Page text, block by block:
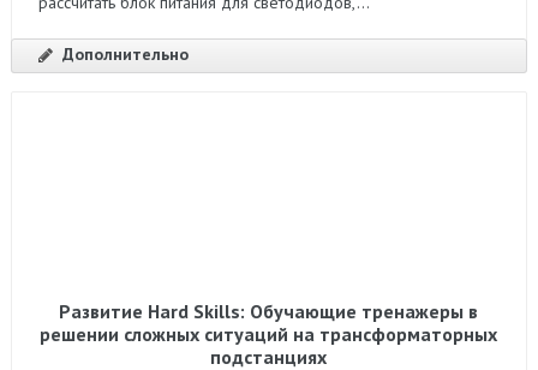
Дополнительно
Развитие Hard Skills: Обучающие тренажеры в
решении сложных ситуаций на трансформаторных
подстанциях